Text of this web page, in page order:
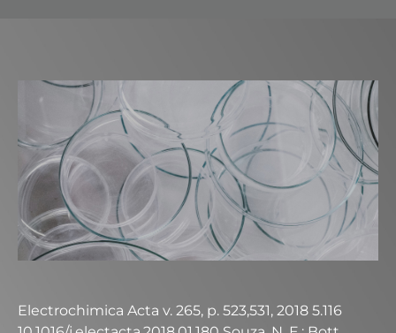
Electrochimica Acta v. 265, p. 523,531, 2018 5.116